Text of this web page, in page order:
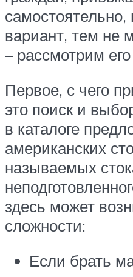
самостоятельно,
вариант, тем не
– рассмотрим
Первое, с чего
это поиск и
в каталоге
американских
называемых
здесь может
сложности:
Если брать